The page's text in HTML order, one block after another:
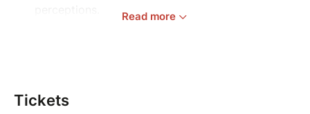
se délester de valises qui encombrent encore
Read more
Tickets